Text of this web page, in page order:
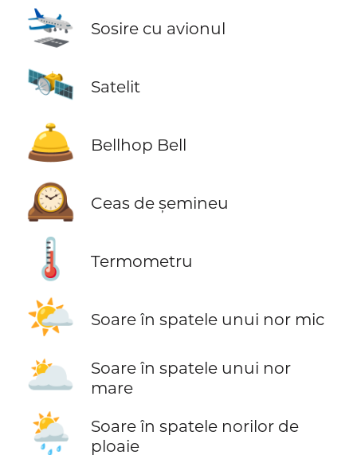
🛬 Sosire cu avionul
🛰️ Satelit
🛎️ Bellhop Bell
🕰️ Ceas de șemineu
🌡️ Termometru
🌤️ Soare în spatele unui nor mic
🌥️
Soare în spatele unui nor
mare
🌦️
Soare în spatele norilor de
ploaie